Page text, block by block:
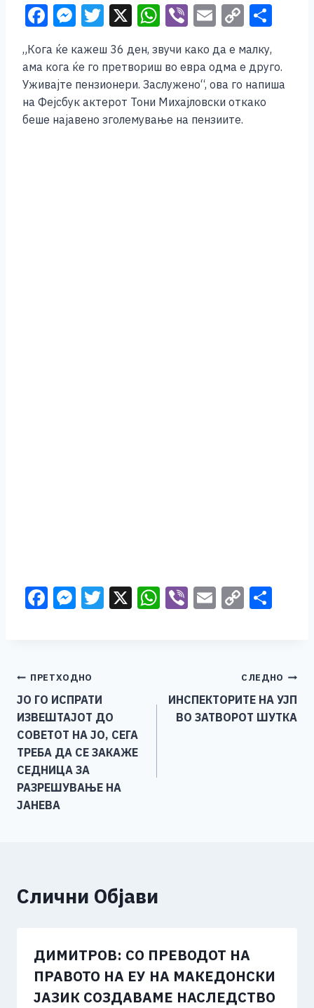
F
a
c
e
b
o
M
ss
e
n
g
T
wi
tt
er
X W
at
s
A
p
Vi
er
E
ai
l
C
p
y
Li
ar
e
„Кога ќе кажеш 36 ден, звучи како да е малку,
ама кога ќе го претвориш во евра одма е друго.
Уживајте пензионери. Заслужено“, ова го напиша
на Фејсбук актерот Тони Михајловски откако
беше најавено зголемување на пензиите.
F
b
o
o
k
M
n
g
er
T X W
A
p
Vi E C
Li
n
Навигација
на
напис
ПРЕТХОДНО
ЈО ГО ИСПРАТИ
ИЗВЕШТАЈОТ ДО
СОВЕТОТ НА ЈО, СЕГА
ТРЕБА ДА СЕ ЗАКАЖЕ
СЕДНИЦА ЗА
РАЗРЕШУВАЊЕ НА
ЈАНЕВА
СЛЕДНО
ИНСПЕКТОРИТЕ НА УЈП
ВО ЗАТВОРОТ ШУТКА
Слични Објави
ДИМИТРОВ: СО ПРЕВОДОТ НА
ПРАВОТО НА ЕУ НА МАКЕДОНСКИ
ЈАЗИК СОЗДАВАМЕ НАСЛЕДСТВО